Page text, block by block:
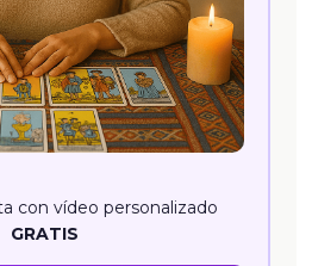
con vídeo personalizado
GRATIS